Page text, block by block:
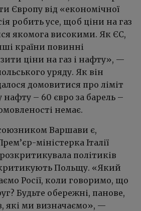
Європу від «економічної
робить усе, щоб ціни на газ
якомога високими. Як ЄС,
країни повинні
ціни на газ і нафту», —
уряду. Як він
домовитися про ліміт
нафту – 60 євро за барель –
немає.
Варшави є,
міністерка Італії
політиків
критикують Польщу. «Який
Росії, коли говоримо, що
Будьте обережні, панове,
які ми визначаємо», —